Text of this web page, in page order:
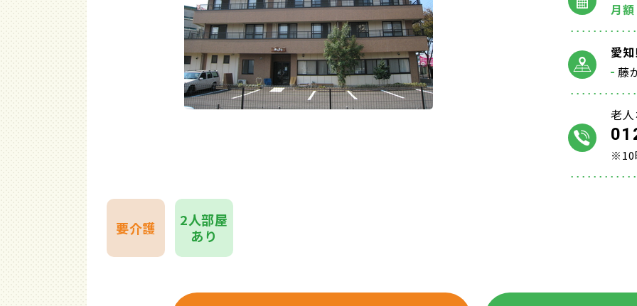
月額
愛
藤
老
※10
要介護
2人部屋
あり